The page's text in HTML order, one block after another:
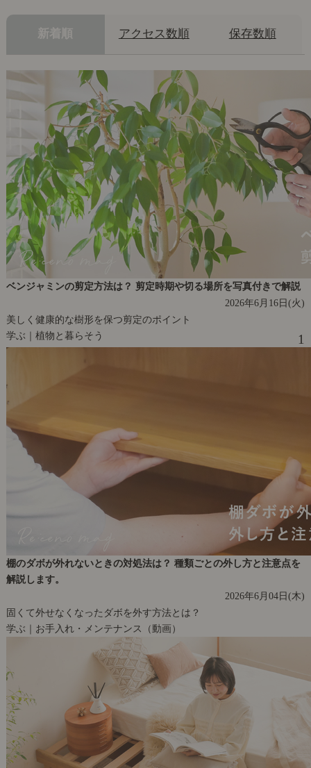
新着順 アクセス数順 保存数順
ベンジャミンの剪定方法は？ 剪定時期や切る場所を写真付きで解説
2026年6月16日(火)
美しく健康的な樹形を保つ剪定のポイント
学ぶ｜植物と暮らそう
1
棚のダボが外れないときの対処法は？ 種類ごとの外し方と注意点を
解説します。
2026年6月04日(木)
固くて外せなくなったダボを外す方法とは？
学ぶ｜お手入れ・メンテナンス（動画）